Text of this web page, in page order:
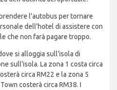
l'autobus per tornare
dell'hotel di assistere con
che non farà pagare troppo.
si alloggia sull'isola di
sull'isola. La zona 1 costa circa
circa RM22 e la zona 5
costerà circa RM38. I